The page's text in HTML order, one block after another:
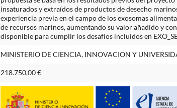
insaturados y extraídos de productos de desecho
experiencia previa en el campo de los exosomas
de recursos marinos, aumentando su valor añadido y
disponible para cumplir los desafíos incluidos en
MINISTERIO DE CIENCIA, INNOVACION Y
218.750,00 €